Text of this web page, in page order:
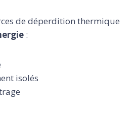
de déperdition thermique
:
isolés